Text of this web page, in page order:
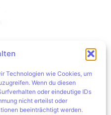
Technologien wie Cookies, um
Wenn du diesen
oder eindeutige IDs
nicht erteilst oder
beeinträchtigt werden.